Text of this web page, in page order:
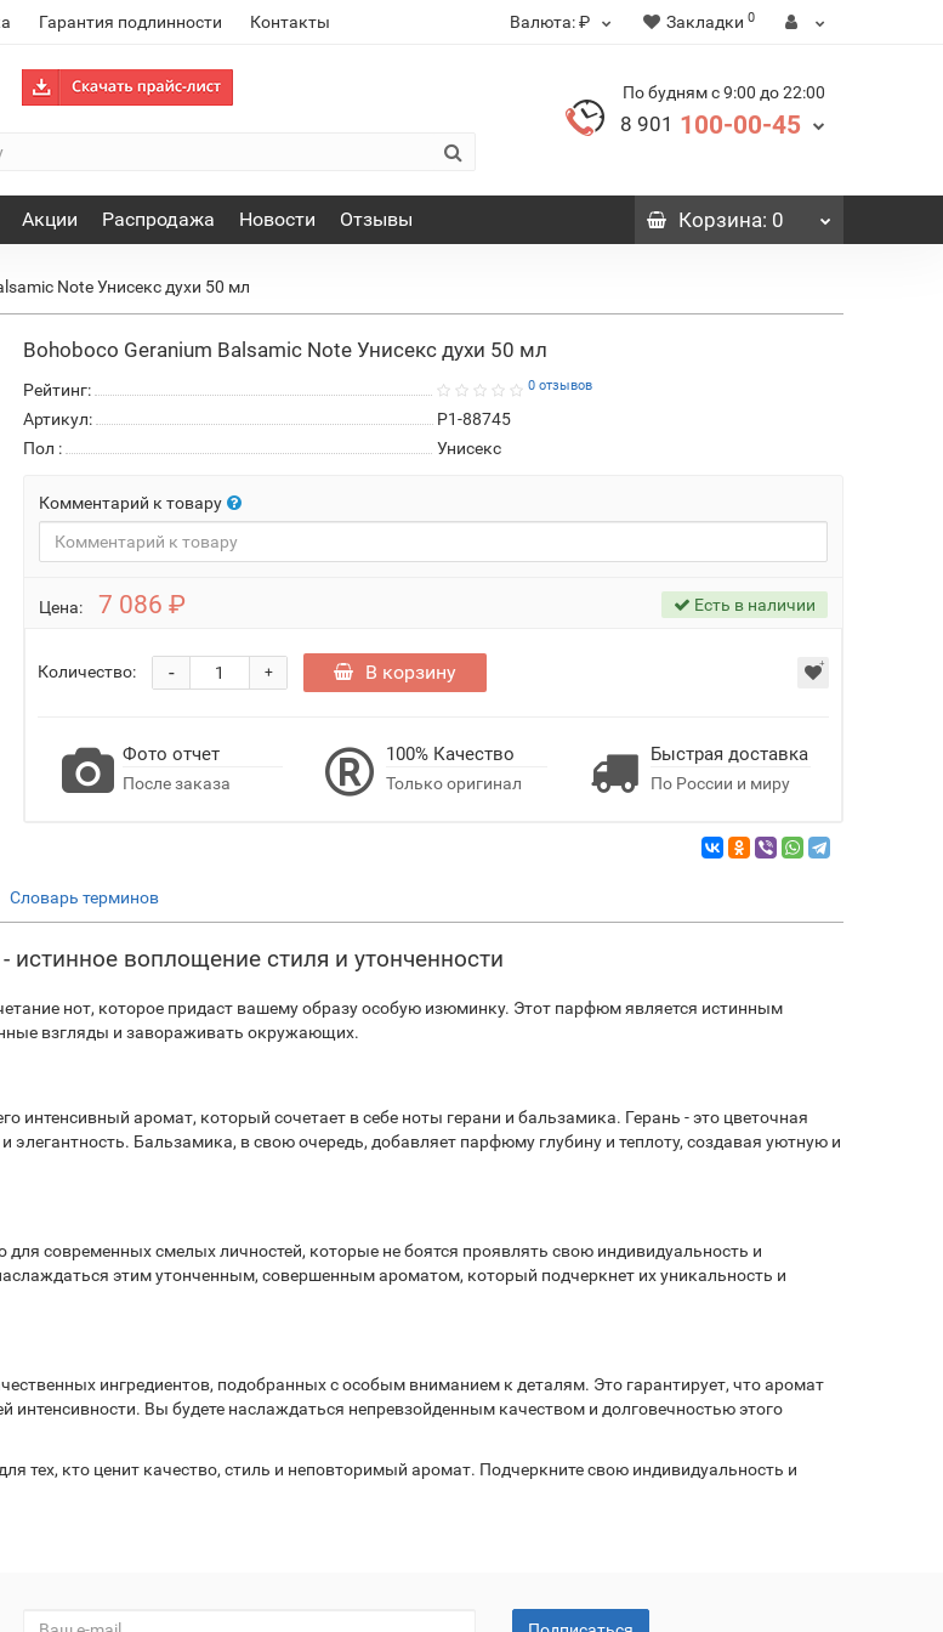
Гарантия подлинности Контакты Валюта:₽ Закладки 0
По будням с 9:00 до 22:00
8 901 100-00-45
Акции Распродажа Новости Отзывы Корзина: 0
Note Унисекс духи 50 мл
Bohoboco Geranium Balsamic Note Унисекс духи 50 мл
Рейтинг: 0 отзывов
Артикул:
P1-88745
Пол : Унисекс
Комментарий к товару
Цена: 7 086 ₽ Есть в наличии
Количество: +
- В корзину
Фото отчет
После заказа
100% Качество
Только оригинал
Быстрая доставка
По России и миру
Словарь терминов
воплощение стиля и утонченности
нот, которое придаст вашему образу особую изюминку. Этот парфюм является истинным
взгляды и завораживать окружающих.
интенсивный аромат, который сочетает в себе ноты герани и бальзамика. Герань - это цветочная
Бальзамика, в свою очередь, добавляет парфюму глубину и теплоту, создавая уютную и
современных смелых личностей, которые не боятся проявлять свою индивидуальность и
этим утонченным, совершенным ароматом, который подчеркнет их уникальность и
ингредиентов, подобранных с особым вниманием к деталям. Это гарантирует, что аромат
интенсивности. Вы будете наслаждаться непревзойденным качеством и долговечностью этого
тех, кто ценит качество, стиль и неповторимый аромат. Подчеркните свою индивидуальность и